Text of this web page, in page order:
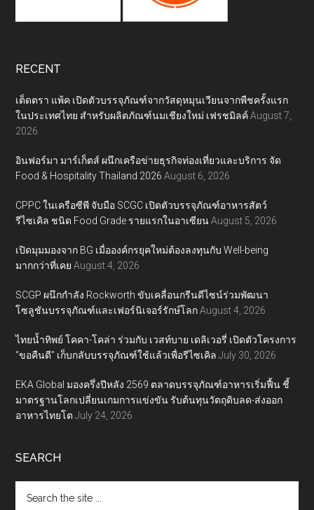
RECENT
เต็ดตรา แพ้ค เปิดตัวบรรจุภัณฑ์จากวัสดุหมุนเวียนจากพืชครั้งแรก
ในประเทศไทย สำหรับผลิตภัณฑ์นมเชียงใหม่ เฟรชมิลค์ August 7,
2026
อินฟอร์มา มาร์เก็ตส์ ผนึกเครือข่ายธุรกิจท่องเที่ยวและบริการ จัด
Food & Hospitality Thailand 2026 August 6, 2026
CPPC ในเครือซีพี จับมือ SCGC เปิดตัวบรรจุภัณฑ์อาหารสัตว์
รีไซเคิล ชนิด Food Grade รายแรกในอาเซียน August 5, 2026
เปิดมุมมองจาก BG เมื่อองค์กรยุคใหม่ต้องลงทุนกับ Well-being
มากกว่าที่เคย August 4, 2026
SCGP ผนึกกำลัง Rockworth ขับเคลื่อนกรีนดีไซน์ร่วมพัฒนา
โซลูชันบรรจุภัณฑ์และเฟอร์นิเจอร์รักษ์โลก August 4, 2026
ไทยน้ำทิพย์ โคคา-โคล่า ร่วมกับ เวสท์บาย เดลิเวอรี่ เปิดตัวโครงการ
“ขอคืนดี” เก็บกลับบรรจุภัณฑ์ใช้แล้วเพื่อรีไซเคิล July 30, 2026
EKA Global มองครึ่งปีหลัง 2569 ตลาดบรรจุภัณฑ์อาหารเริ่มฟื้น ชี้
มาตรฐานโลกเปลี่ยนเกมการแข่งขัน รับต้นทุนวัตถุดิบลด-ส่งออก
อาหารไทยโต July 24, 2026
SEARCH
the